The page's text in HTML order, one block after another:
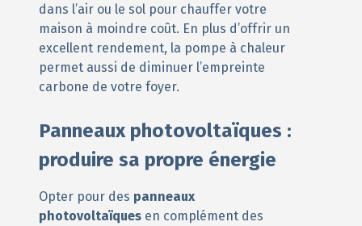
dans l’air ou le sol pour chauffer votre
maison à moindre coût. En plus d’offrir un
excellent rendement, la pompe à chaleur
permet aussi de diminuer l’empreinte
carbone de votre foyer.
Panneaux photovoltaïques :
produire sa propre énergie
Opter pour des panneaux
photovoltaïques en complément des